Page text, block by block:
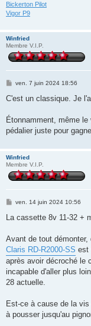
Bickerton Pilot
Vigor P9
Winfried
Membre V.I.P.
M
s
g
ven. 7 juin 2024 18:56
C'est un classique. Je
Étonnamment, même
pédalier juste pour
Winfried
Membre V.I.P.
M
s
g
ven. 14 juin 2024 10:56
La cassette 8v 11-32 +
Avant de tout
Claris RD-R2000-SS est
après avoir décroché le
incapable d'aller plus
28 actuelle.
Est-ce à cause de la
à pousser jusqu'au